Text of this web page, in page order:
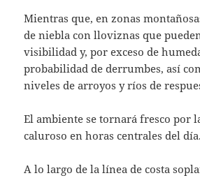
Mientras que, en zonas
de niebla con lloviznas que
visibilidad y, por exceso de
probabilidad de derrumbes, así
niveles de arroyos y ríos de
El ambiente se tornará fresco por
caluroso en horas centrales del día.
A lo largo de la línea de costa